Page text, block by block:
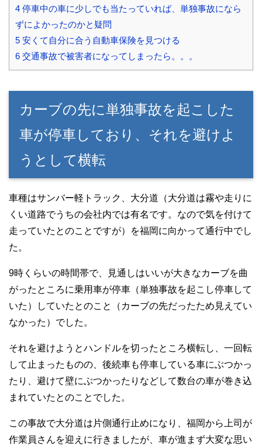
4 停車中の車に少しでも当たっていれば、単独事故になら
ずによかったのかと疑問
5 安くて自分に合う自動車保険を見つける
6 交通事故で被害者になってしまったら。。。
カーブの先に単独事故を起こした
車が停車しており、それを避けよ
うとして横転
車種はサンバー軽トラック、大分道（大分道は霧や走りに
くい道路でうちの会社内では有名です。なので気を付けて
走っていたとのことですが）を福岡に向かって通行中でし
た。
9時くらいの時間帯で、見通しはいいが大きなカーブを曲
がったところに乗用車が停車（単独事故を起こし停車して
いた）していたとのこと（カーブの先だったため見えてい
なかった）でした。
それを避けようとハンドルを切ったところ横転し、一回転
して止まったものの、後続車も停車している車にぶつかっ
たり、避けて壁にぶつかったりなどして数台の車が巻き込
まれていたとのことでした。
この事故で大分道は片側通行止めになり、福岡から上司が
作業員さんを迎えに行きましたが、車が進まず大変な思い